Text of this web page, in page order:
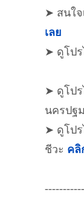
➤ สนใ
เลย
➤ ดูโป
➤ ดูโป
นครปฐม
➤ ดูโป
ชีวะ คลิ